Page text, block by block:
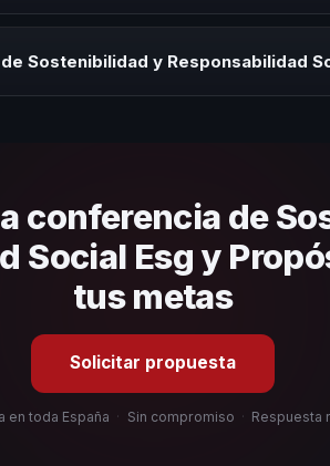
Sostenibilidad y Responsabilidad
conferencia de
Social Esg y
tus metas
Solicitar propuesta
en toda España · Sin compromiso · Respuesta